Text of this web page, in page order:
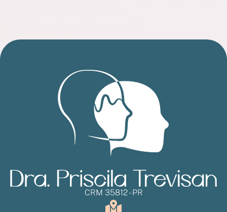
CRM 35812 - PR